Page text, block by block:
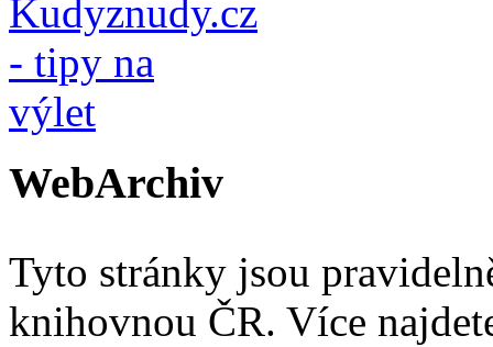
WebArchiv
Tyto stránky jsou
knihovnou ČR. Více